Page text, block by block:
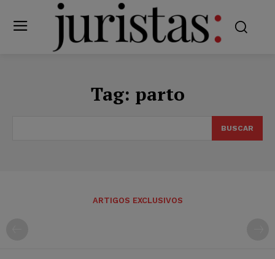
Tag: parto
BUSCAR
ARTIGOS EXCLUSIVOS